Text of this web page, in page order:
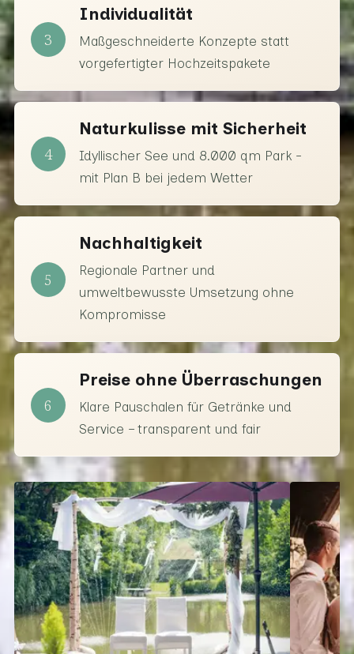
3
Individualität
Maßgeschneiderte Konzepte statt
vorgefertigter Hochzeitspakete
4
Naturkulisse mit Sicherheit
Idyllischer See und 8.000 qm Park -
mit Plan B bei jedem Wetter
5
Nachhaltigkeit
Regionale Partner und
umweltbewusste Umsetzung ohne
Kompromisse
6
Preise ohne Überraschungen
Klare Pauschalen für Getränke und
Service – transparent und fair